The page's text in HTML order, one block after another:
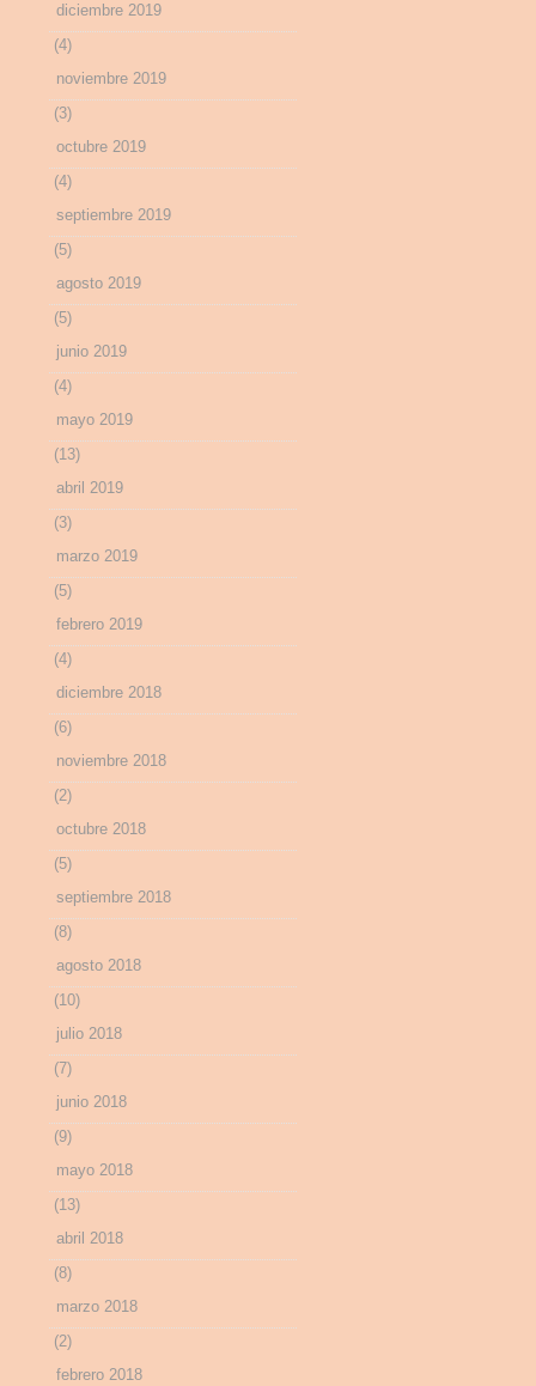
diciembre 2019
(4)
noviembre 2019
(3)
octubre 2019
(4)
septiembre 2019
(5)
agosto 2019
(5)
junio 2019
(4)
mayo 2019
(13)
abril 2019
(3)
marzo 2019
(5)
febrero 2019
(4)
diciembre 2018
(6)
noviembre 2018
(2)
octubre 2018
(5)
septiembre 2018
(8)
agosto 2018
(10)
julio 2018
(7)
junio 2018
(9)
mayo 2018
(13)
abril 2018
(8)
marzo 2018
(2)
febrero 2018